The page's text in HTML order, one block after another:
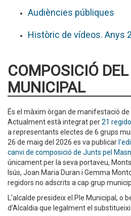
Audiències públiques
Històric de vídeos. Anys
COMPOSICIÓ
MUNICIPAL
És el màxim òrgan de manifestació
Actualment està integrat per21
a representants electes de 6 grups
26 de maig del 2026 es va publicar
canvi de composició de Junts pel
únicament per la seva portaveu,
Isús, Joan Maria Duran i Gemma
regidors no adscrits a cap grup
L'alcalde presideix el Ple Municipal, o
d'Alcaldia que legalment el substitueixi.